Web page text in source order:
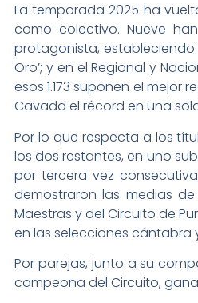
La temporada 2025 ha
como colectivo. Nueve
protagonista, estableciendo
Oro’; y en el Regional y
esos 1.173 suponen el
Cavada el récord en una
Por lo que respecta a los
los dos restantes, en uno
por tercera vez
demostraron las medias
Maestras y del Circuito de
en las selecciones cántabra
Por parejas, junto a su
campeona del Circuito,